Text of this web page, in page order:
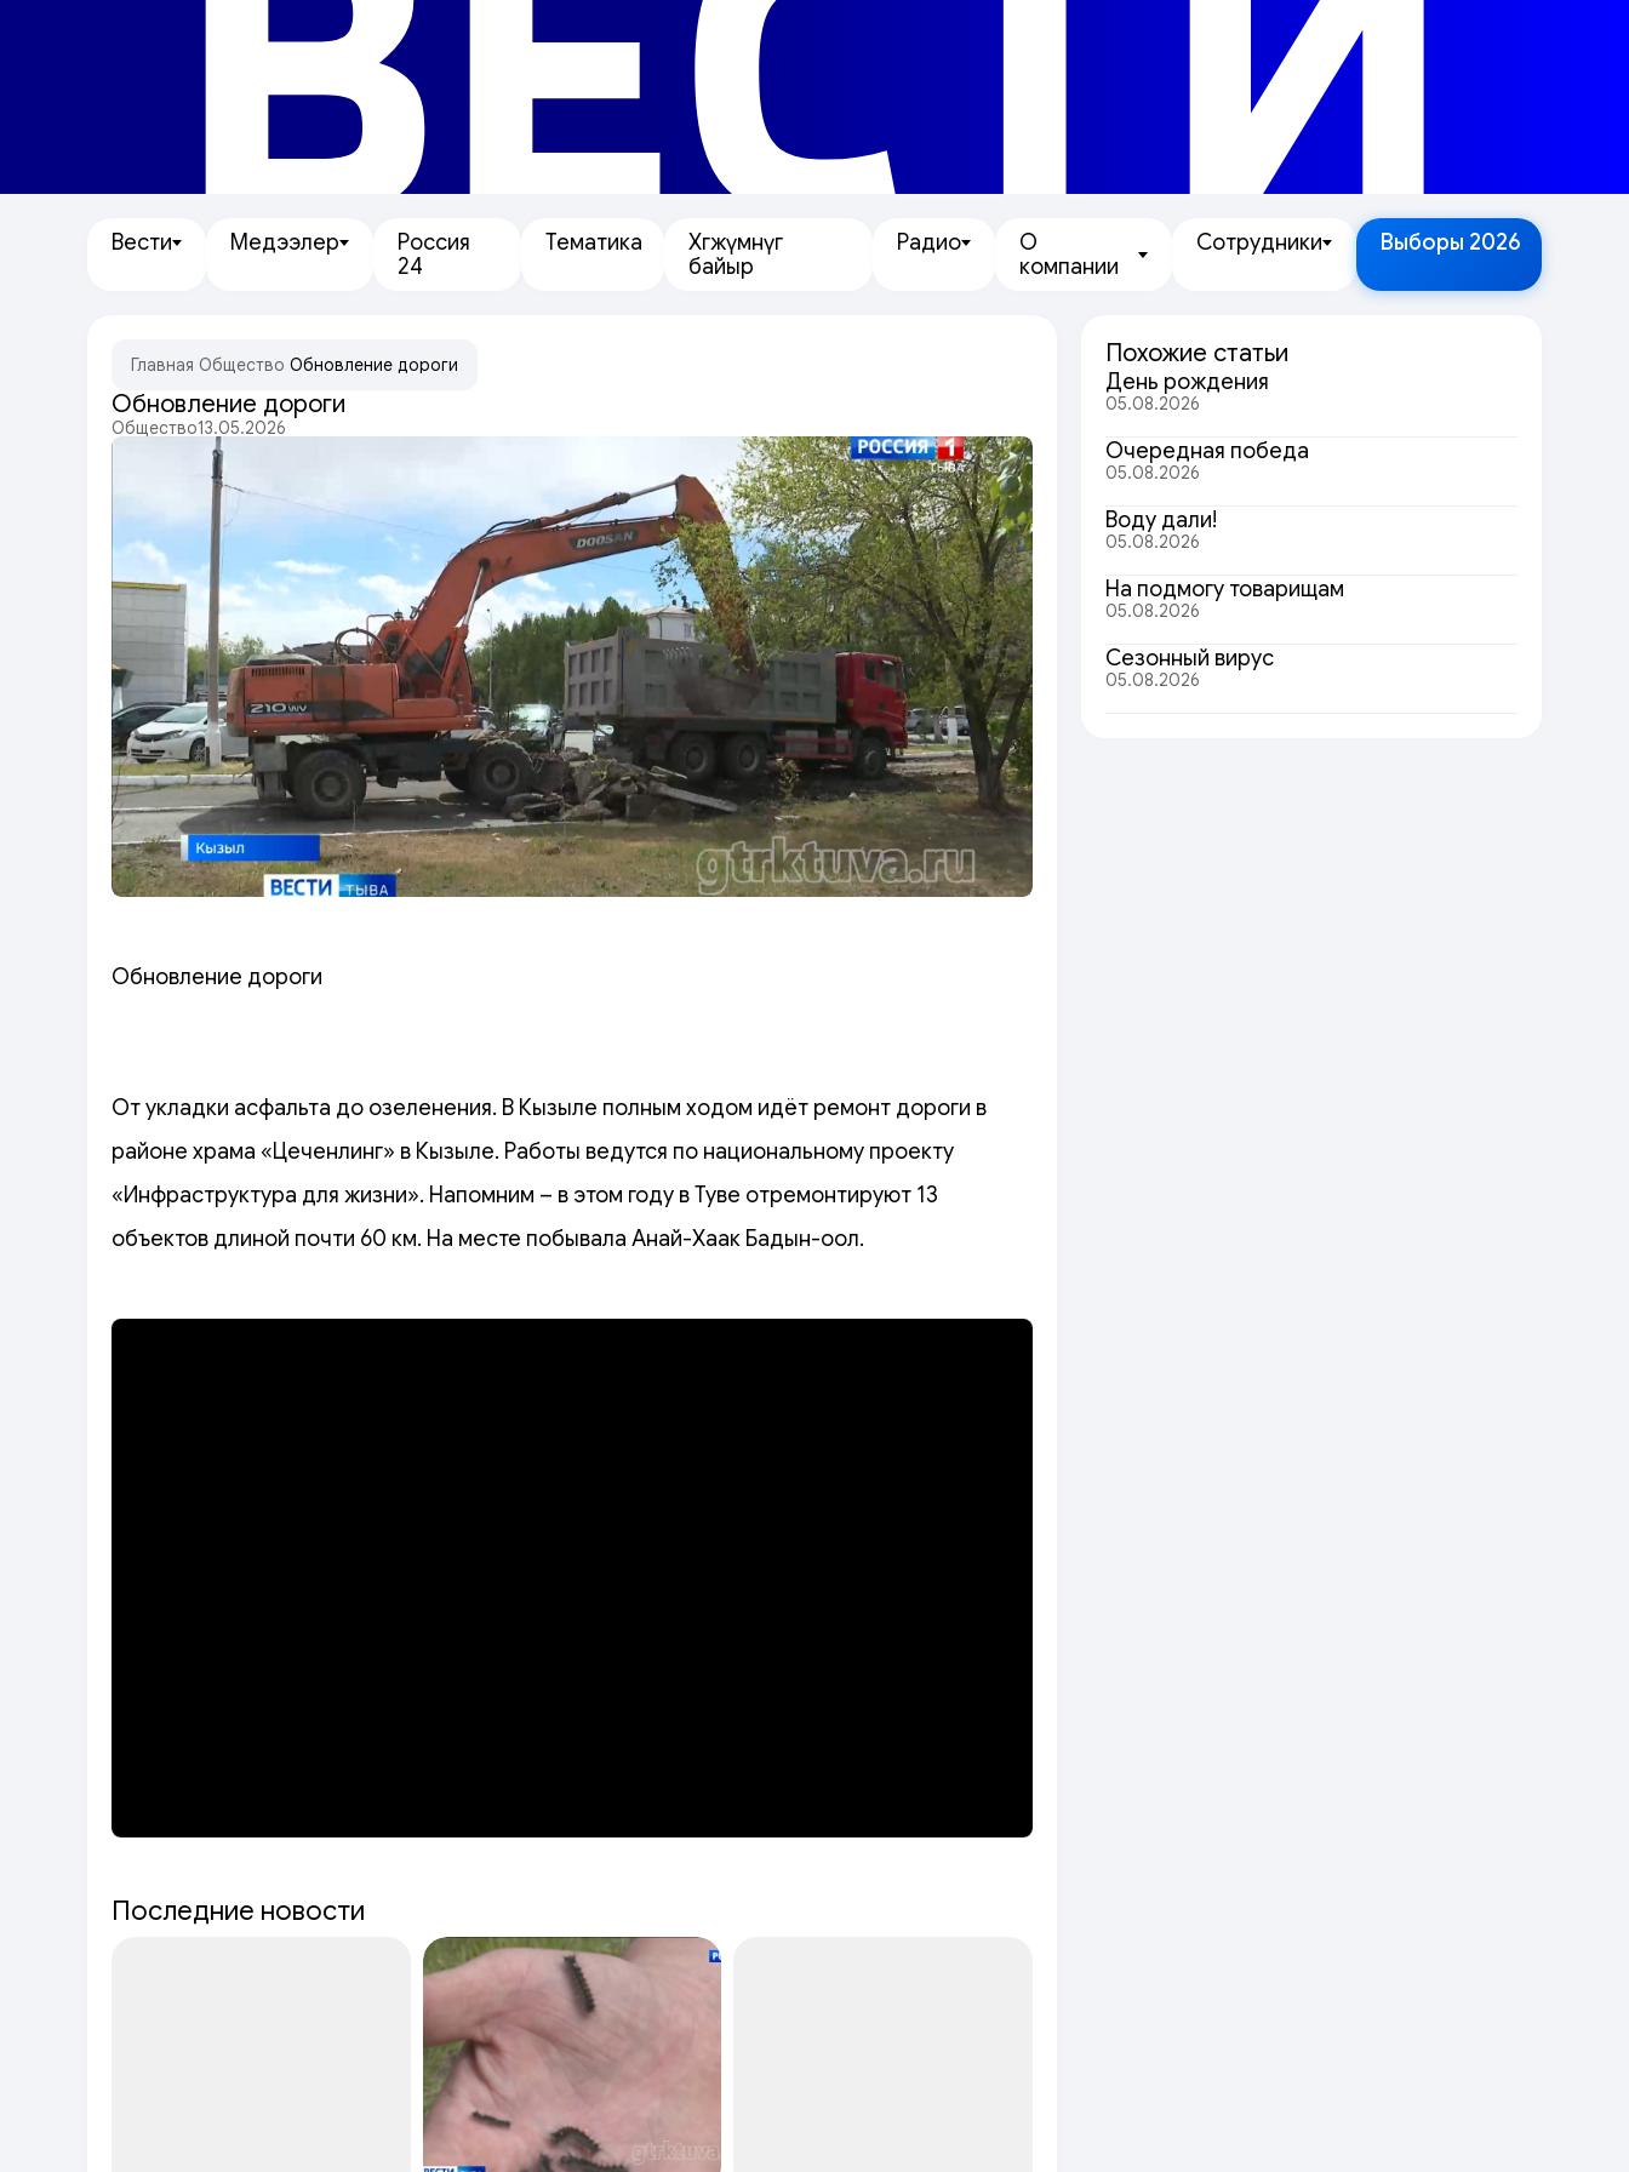
ВЕСТИ
Вести Медээлер
Россия
24
Тематика
Хөгжүмнүг
байыр
Радио
О
компании
Сотрудники Выборы 2026
Главная Общество Обновление дороги
Обновление дороги
Общество13.05.2026
Обновление дороги
От укладки асфальта до озеленения. В Кызыле полным ходом идёт ремонт дороги в
районе храма «Цеченлинг» в Кызыле. Работы ведутся по национальному проекту
«Инфраструктура для жизни». Напомним – в этом году в Туве отремонтируют 13
объектов длиной почти 60 км. На месте побывала Анай-Хаак Бадын-оол.
Последние новости
Похожие статьи
День рождения
05.08.2026
Очередная победа
05.08.2026
Воду дали!
05.08.2026
На подмогу товарищам
05.08.2026
Сезонный вирус
05.08.2026